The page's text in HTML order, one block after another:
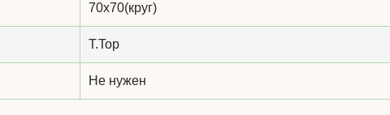
70x70(круг)
T.Top
Не нужен